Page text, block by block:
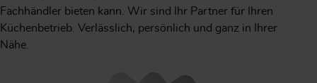
Fachhändler bieten kann. Wir sind Ihr Partner für Ihren
Küchenbetrieb. Verlässlich, persönlich und ganz in Ihrer
Nähe.